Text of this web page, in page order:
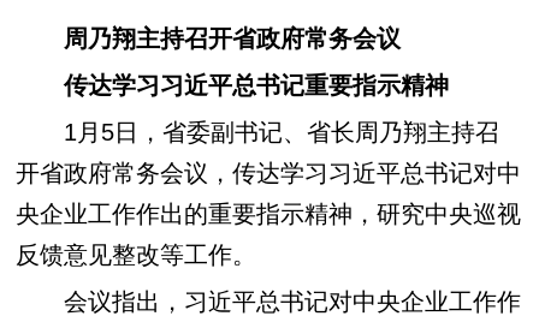
周乃翔主持召开省政府常务会议
传达学习习近平总书记重要指示精神
1月5日，省委副书记、省长周乃翔主持召
开省政府常务会议，传达学习习近平总书记对中
央企业工作作出的重要指示精神，研究中央巡视
反馈意见整改等工作。
会议指出，习近平总书记对中央企业工作作